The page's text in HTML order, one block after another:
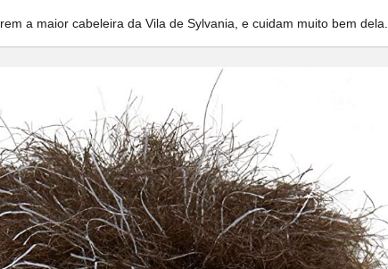
a maior cabeleira da Vila de Sylvania, e cuidam muito bem dela.